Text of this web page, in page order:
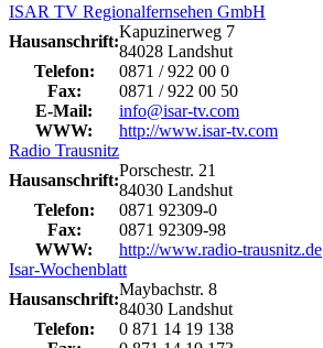
ISAR TV Regionalfernsehen GmbH
Hausanschrift:
Kapuzinerweg 7
84028 Landshut
Telefon:
0871 / 922 00 0
Fax:
0871 / 922 00 50
E-Mail:
info@isar-tv.com
WWW:
http://www.isar-tv.com
Radio Trausnitz
Hausanschrift:
Porschestr. 21
84030 Landshut
Telefon:
0871 92309-0
Fax:
0871 92309-98
WWW:
http://www.radio-trausnitz.de
Isar-Wochenblatt
Hausanschrift:
Maybachstr. 8
84030 Landshut
Telefon:
0 871 14 19 138